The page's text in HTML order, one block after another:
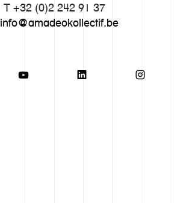
T +32 (0)2 242 91 37
info@amadeokollectif.be